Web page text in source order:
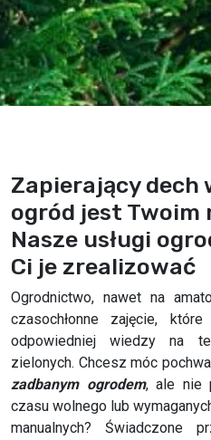
Zapierający dech
ogród jest Twoim
Nasze usługi
Ci je zrealizować
Ogrodnictwo, nawet na
czasochłonne zajęcie,
odpowiedniej wiedzy na
zielonych. Chcesz móc
zadbanym ogrodem, ale nie
czasu wolnego lub
manualnych? Świadczone